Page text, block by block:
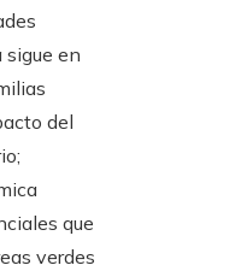
sigue en
del
que
verdes